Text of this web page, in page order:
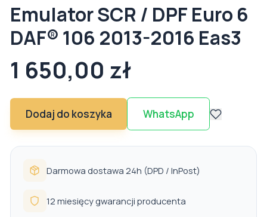
Emulator SCR / DPF Euro 6
DAF® 106 2013-2016 Eas3
1 650,00 zł
Dodaj do koszyka WhatsApp
Darmowa dostawa 24h (DPD / InPost)
12 miesięcy gwarancji producenta